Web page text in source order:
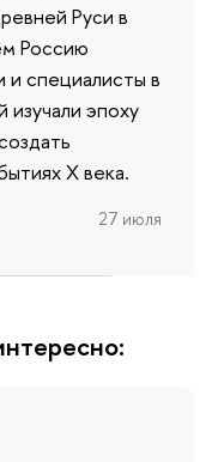
Руси в
Россию
и специалисты в
изучали эпоху
X века.
27 июля